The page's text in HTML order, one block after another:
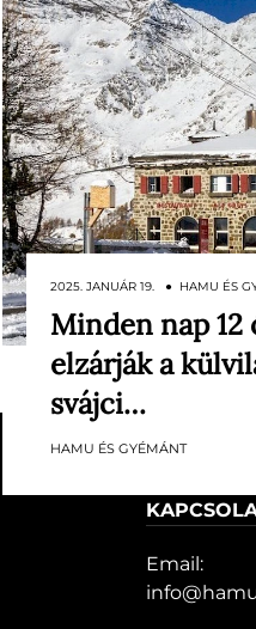
Habár a Svájci-
eldugott, nehezen
szállást lehet találni,
összehasonlítható az
hotellel, ami napi 12
2025. JANUÁR 19. ● HAMU ÉS
Minden nap 12
elzárják a
svájci…
HAMU ÉS GYÉMÁNT
Email: